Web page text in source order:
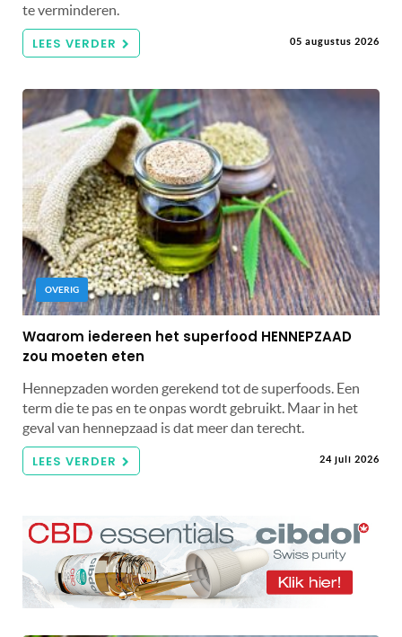
te verminderen.
LEES VERDER 05 augustus 2026
OVERIG
Waarom iedereen het superfood HENNEPZAAD
zou moeten eten
Hennepzaden worden gerekend tot de superfoods. Een
term die te pas en te onpas wordt gebruikt. Maar in het
geval van hennepzaad is dat meer dan terecht.
LEES VERDER 24 juli 2026